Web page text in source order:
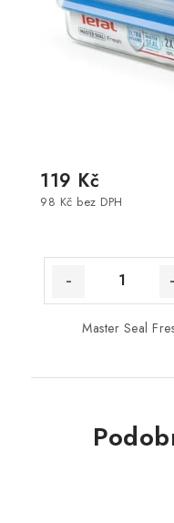
98 Kč bez DPH
119 Kč
Master Seal